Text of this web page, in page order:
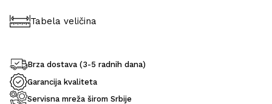
Tabela veličina
Brza dostava (3-5 radnih dana)
Garancija kvaliteta
Servisna mreža širom Srbije